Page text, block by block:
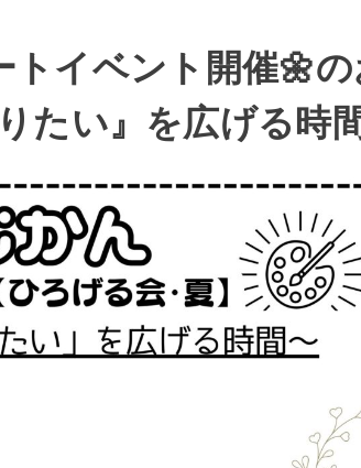
イベント開催🌼の
たい』を広げる時